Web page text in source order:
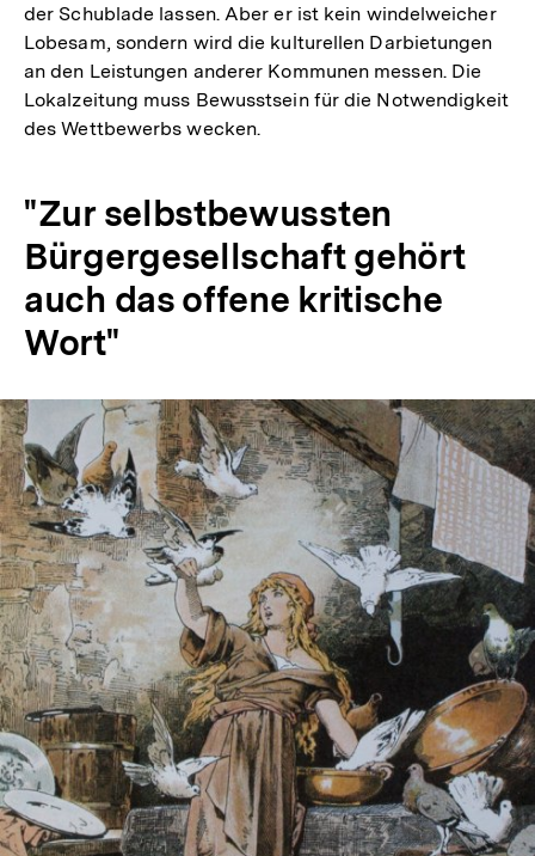
der Schublade lassen. Aber er ist kein windelweicher
Lobesam, sondern wird die kulturellen Darbietungen
an den Leistungen anderer Kommunen messen. Die
Lokalzeitung muss Bewusstsein für die Notwendigkeit
des Wettbewerbs wecken.
"Zur selbstbewussten
Bürgergesellschaft gehört
auch das offene kritische
Wort"
In
Lightbox
öffnen